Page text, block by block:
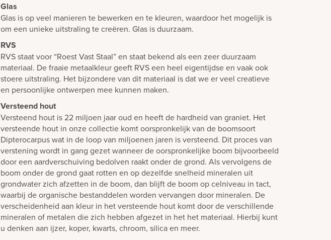
Glas
Glas is op veel manieren te bewerken en te kleuren, waardoor het mogelijk is
om een unieke uitstraling te creëren. Glas is duurzaam.
RVS
RVS staat voor “Roest Vast Staal” en staat bekend als een zeer duurzaam
materiaal. De fraaie metaalkleur geeft RVS een heel eigentijdse en vaak ook
stoere uitstraling. Het bijzondere van dit materiaal is dat we er veel creatieve
en persoonlijke ontwerpen mee kunnen maken.
Versteend hout
Versteend hout is 22 miljoen jaar oud en heeft de hardheid van graniet. Het
versteende hout in onze collectie komt oorspronkelijk van de boomsoort
Dipterocarpus wat in de loop van miljoenen jaren is versteend. Dit proces van
verstening wordt in gang gezet wanneer de oorspronkelijke boom bijvoorbeeld
door een aardverschuiving bedolven raakt onder de grond. Als vervolgens de
boom onder de grond gaat rotten en op dezelfde snelheid mineralen uit
grondwater zich afzetten in de boom, dan blijft de boom op celniveau in tact,
waarbij de organische bestanddelen worden vervangen door mineralen. De
verscheidenheid aan kleur in het versteende hout komt door de verschillende
mineralen of metalen die zich hebben afgezet in het het materiaal. Hierbij kunt
u denken aan ijzer, koper, kwarts, chroom, silica en meer.